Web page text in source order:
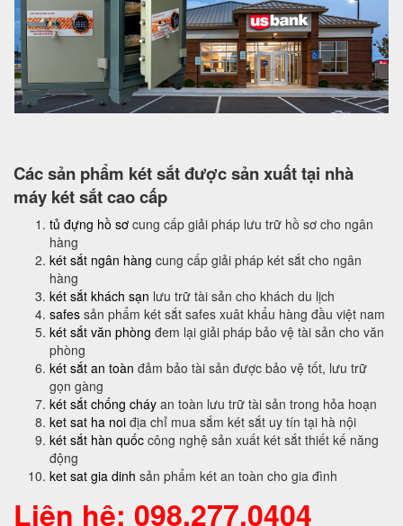
Các sản phẩm két sắt được sản xuất tại nhà
máy két sắt cao cấp
tủ đựng hồ sơ cung cấp giải pháp lưu trữ hồ sơ cho ngân
hàng
két sắt ngân hàng cung cấp giải pháp két sắt cho ngân
hàng
két sắt khách sạn lưu trữ tài sản cho khách du lịch
safes sản phẩm két sắt safes xuât khẩu hàng đầu việt nam
két sắt văn phòng đem lại giải pháp bảo vệ tài sản cho văn
phòng
két sắt an toàn đảm bảo tài sản được bảo vệ tốt, lưu trữ
gọn gàng
két sắt chống cháy an toàn lưu trữ tài sản trong hỏa hoạn
ket sat ha noi địa chỉ mua sắm két sắt uy tín tại hà nội
két sắt hàn quốc công nghệ sản xuất két sắt thiết kế năng
động
ket sat gia dinh sản phẩm két an toàn cho gia đình
Liên hệ: 098.277.0404